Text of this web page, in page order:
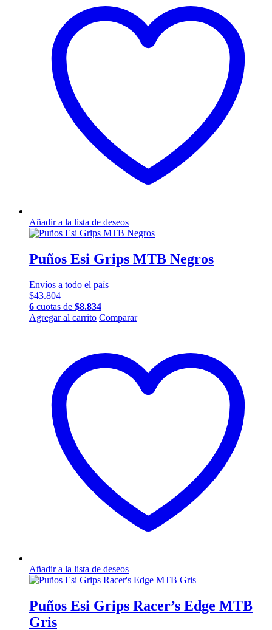
Añadir a la lista de deseos
Puños Esi Grips MTB Negros
Envíos a todo el país
$43.804
6 cuotas de $8.834
Agregar al carrito Comparar
Añadir a la lista de deseos
Puños Esi Grips Racer’s Edge MTB
Gris